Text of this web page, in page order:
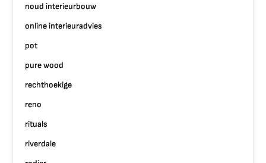
noud interieurbouw
online interieuradvies
pot
pure wood
rechthoekige
reno
rituals
riverdale